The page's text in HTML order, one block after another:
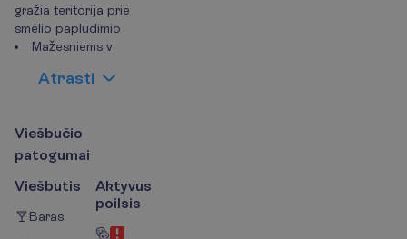
gražia teritorija prie
smėlio paplūdimio
Mažesniems v
Atrasti
Viešbučio
patogumai
Viešbutis
Baras
Aktyvus
poilsis